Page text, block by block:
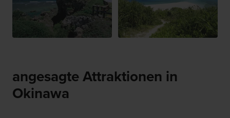
angesagte Attraktionen in
Okinawa